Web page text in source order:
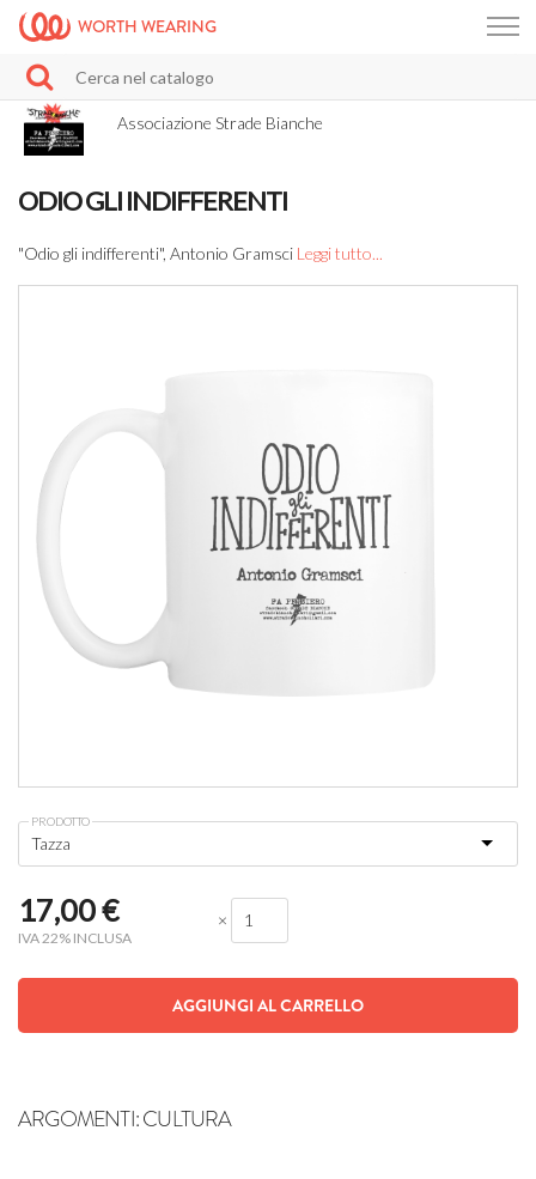
WORTH WEARING
Associazione Strade Bianche
ODIO GLI INDIFFERENTI
"Odio gli indifferenti", Antonio Gramsci Leggi tutto...
PRODOTTO
17,00€
IVA 22% INCLUSA
×
AGGIUNGI AL CARRELLO
ARGOMENTI:CULTURA